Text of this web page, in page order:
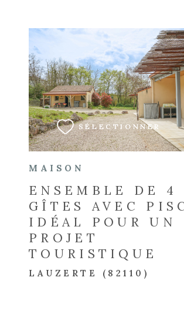
MAISON
ENSEMBLE DE 4
GÎTES AVEC
IDÉAL POUR UN
PROJET
TOURISTIQUE
LAUZERTE (82110)
SÉLECTIONNER
VOIR LE BIEN